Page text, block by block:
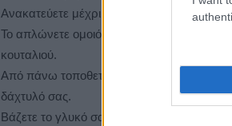
Ανακατεύετε μέχρι να ενσωματωθούν
Το απλώνετε ομοιόμορφα σε όλο το πυρέξ
κουταλιού.
Από πάνω τοποθετείτε τα Malteses σε μια
δάχτυλό σας.
Βάζετε το γλυκό σας στο ψυγείο μέχρι να